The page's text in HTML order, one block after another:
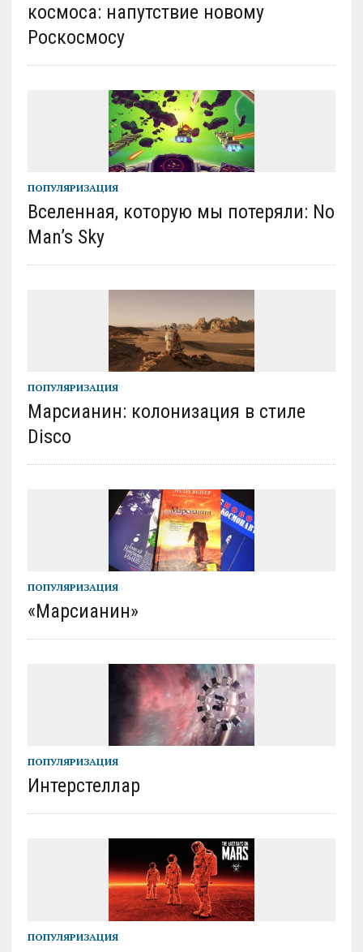
космоса: напутствие новому
Роскосмосу
ПОПУЛЯРИЗАЦИЯ
Вселенная, которую мы потеряли: No
Man’s Sky
ПОПУЛЯРИЗАЦИЯ
Марсианин: колонизация в стиле
Disco
ПОПУЛЯРИЗАЦИЯ
«Марсианин»
ПОПУЛЯРИЗАЦИЯ
Интерстеллар
ПОПУЛЯРИЗАЦИЯ